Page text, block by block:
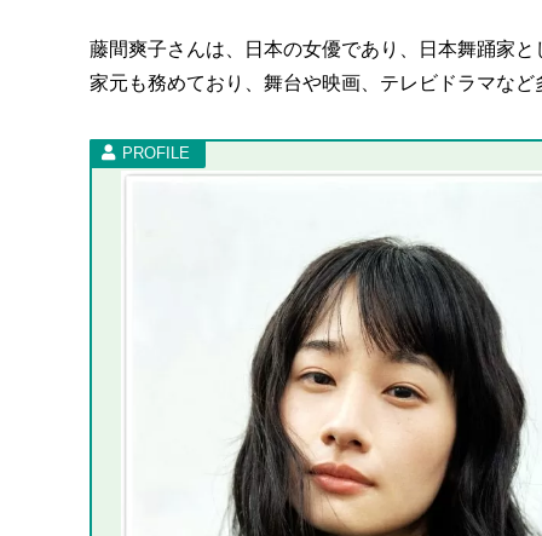
藤間爽子さんは、日本の女優であり、日本舞踊家
家元も務めており、舞台や映画、テレビドラマな